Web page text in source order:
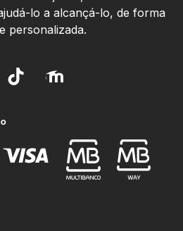
lo a alcançá-lo, de forma
personalizada.